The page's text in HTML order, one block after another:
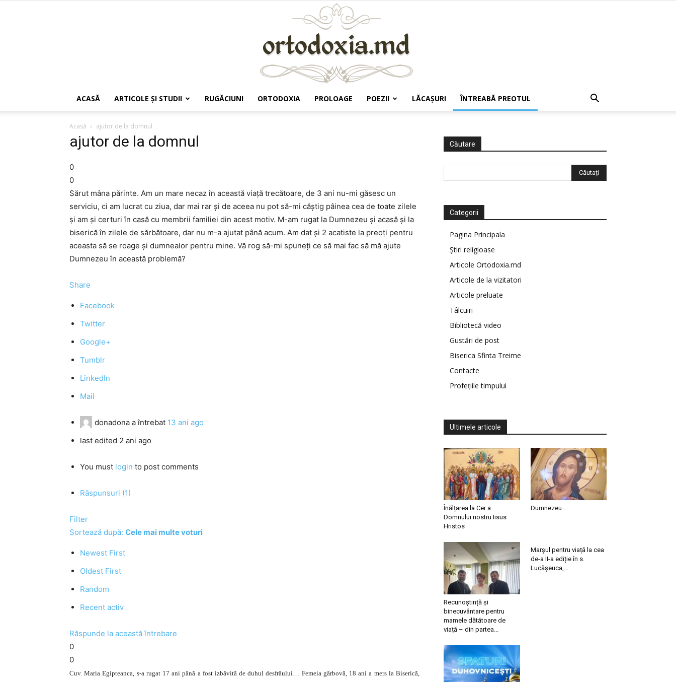
ACASĂ ARTICOLE ŞI STUDII RUGĂCIUNI ORTODOXIA PROLOAGE POEZII LĂCAŞURI ÎNTREABĂ PREOTUL
Acasă ajutor de la domnul
ajutor de la domnul
0
0
Sărut mâna părinte. Am un mare necaz în această viață trecătoare, de 3 ani nu-mi găsesc un
serviciu, ci am lucrat cu ziua, dar mai rar și de aceea nu pot să-mi căștig pâinea cea de toate zilele
și am și certuri în casă cu membrii familiei din acest motiv. M-am rugat la Dumnezeu și acasă și la
biserică în zilele de sărbătoare, dar nu m-a ajutat până acum. Am dat și 2 acatiste la preoți pentru
aceasta să se roage și dumnealor pentru mine. Vă rog să-mi spuneți ce să mai fac să mă ajute
Dumnezeu în această problemă?
Share
Facebook
Twitter
Google+
Tumblr
LinkedIn
Mail
donadona a întrebat 13 ani ago
last edited 2 ani ago
You must login to post comments
Răspunsuri (1)
Filter
Sortează după: Cele mai multe voturi
Newest First
Oldest First
Random
Recent activ
Răspunde la această întrebare
0
0
Cuv. Maria Egipteanca, s-a rugat 17 ani până a fost izbăvită de duhul desfrâului… Femeia gârbovă, 18 ani a mers la Biserică,
Căutare
Categorii
Pagina Principala
Știri religioase
Articole Ortodoxia.md
Articole de la vizitatori
Articole preluate
Tâlcuiri
Bibliotecă video
Gustări de post
Biserica Sfinta Treime
Contacte
Profețiile timpului
Ultimele articole
Înălțarea la Cer a
Domnului nostru Iisus
Hristos
Dumnezeu…
Recunoștință și
binecuvântare pentru
mamele dătătoare de
viață – din partea...
Marșul pentru viață la cea
de-a II-a ediție în s.
Lucășeuca,...